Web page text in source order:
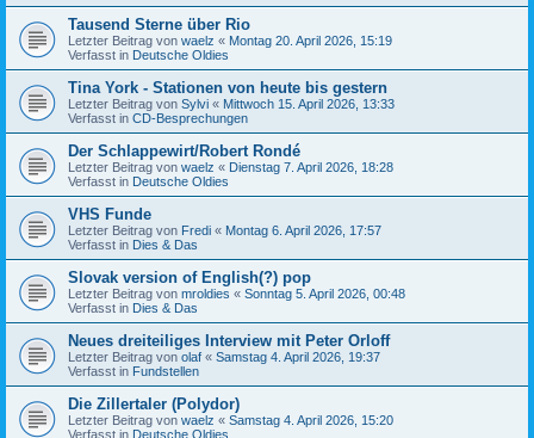
Tausend Sterne über Rio
Letzter Beitrag von waelz « Montag 20. April 2026, 15:19
Verfasst in Deutsche Oldies
Tina York - Stationen von heute bis gestern
Letzter Beitrag von Sylvi « Mittwoch 15. April 2026, 13:33
Verfasst in CD-Besprechungen
Der Schlappewirt/Robert Rondé
Letzter Beitrag von waelz « Dienstag 7. April 2026, 18:28
Verfasst in Deutsche Oldies
VHS Funde
Letzter Beitrag von Fredi « Montag 6. April 2026, 17:57
Verfasst in Dies & Das
Slovak version of English(?) pop
Letzter Beitrag von mroldies « Sonntag 5. April 2026, 00:48
Verfasst in Dies & Das
Neues dreiteiliges Interview mit Peter Orloff
Letzter Beitrag von olaf « Samstag 4. April 2026, 19:37
Verfasst in Fundstellen
Die Zillertaler (Polydor)
Letzter Beitrag von waelz « Samstag 4. April 2026, 15:20
Verfasst in Deutsche Oldies